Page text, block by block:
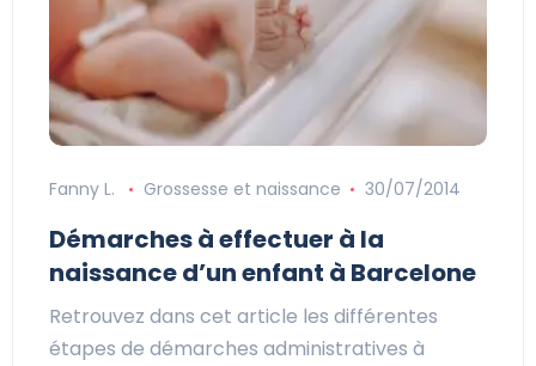
Fanny L. Grossesse et naissance 30/07/2014
Démarches à effectuer à la
naissance d’un enfant à Barcelone
Retrouvez dans cet article les différentes
étapes de démarches administratives à